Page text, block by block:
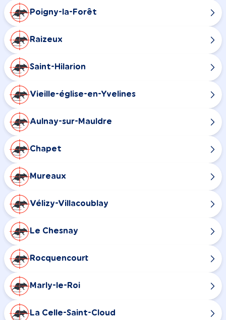
Poigny-la-Forêt
Raizeux
Saint-Hilarion
Vieille-église-en-Yvelines
Aulnay-sur-Mauldre
Chapet
Mureaux
Vélizy-Villacoublay
Le Chesnay
Rocquencourt
Marly-le-Roi
La Celle-Saint-Cloud